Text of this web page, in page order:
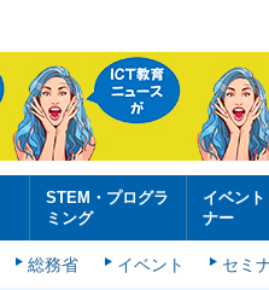
STEM・プログラ
ミング
イベント
ナー
総務省 イベント セミ